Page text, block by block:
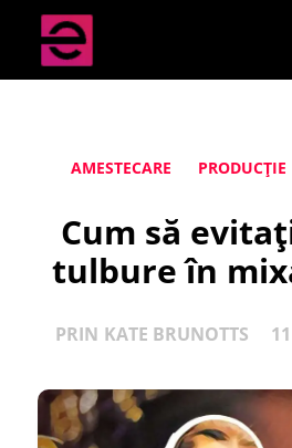
AMESTECARE PRODUCȚIE
Cum să
tulbure în
PRIN KATE BRUNOTTS